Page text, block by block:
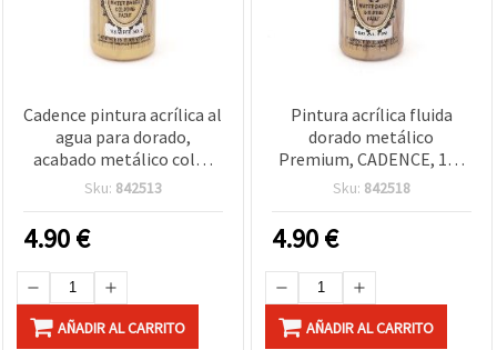
Cadence pintura acrílica al
agua para dorado,
acabado metálico color
oro — Extra Gold 111, 120
multisuperficie para
manualidades en madera,
papel, lienzo, vidrio y
metal
Sku: 842513
4.90€
AÑADIR AL CARRITO
Pintura acrílica fluida
dorado metálico
Premium, CADENCE, 120
ml – Efecto pan de oro
bricolaje (DIY) y proyectos
artísticos en lienzo,
madera y papel
Sku: 842518
4.90€
AÑADIR AL CARRITO